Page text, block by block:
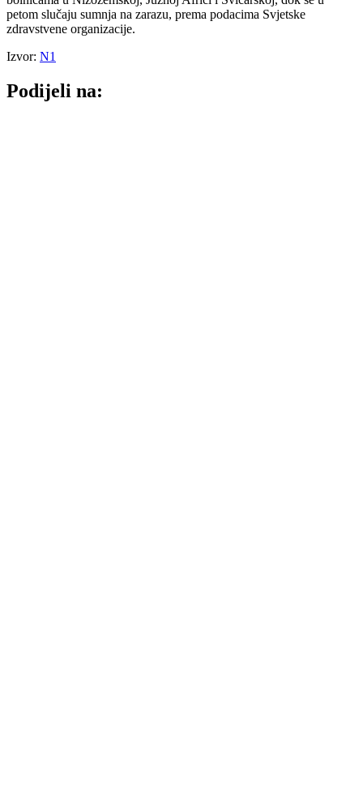
petom slučaju sumnja na zarazu, prema podacima Svjetske
zdravstvene organizacije.
Izvor: N1
Podijeli na: